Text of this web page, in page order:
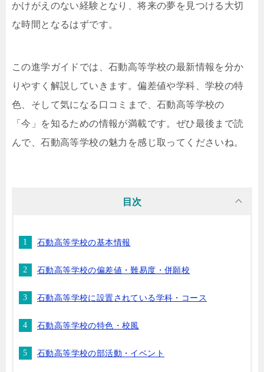
かけがえのない経験となり、将来の夢を見つける大切
な時間となるはずです。
この進学ガイドでは、石動高等学校の最新情報を分か
りやすく解説していきます。偏差値や学科、学校の特
色、そして気になる口コミまで、石動高等学校の
「今」を知るための情報が満載です。ぜひ最後まで読
んで、石動高等学校の魅力を感じ取ってくださいね。
目次
石動高等学校の基本情報
石動高等学校の偏差値・難易度・併願校
石動高等学校に設置されている学科・コース
石動高等学校の特色・校風
石動高等学校の部活動・イベント